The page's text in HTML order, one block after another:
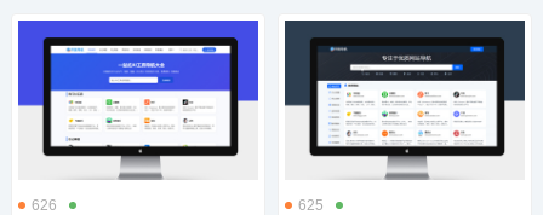
626 625